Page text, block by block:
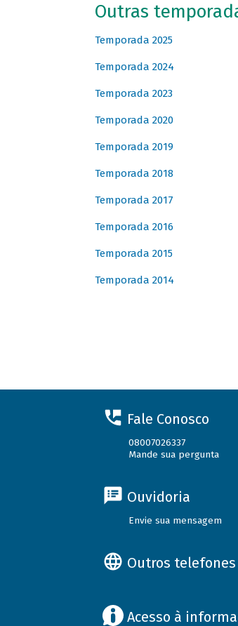
Outras
Temporada 2025
Temporada 2024
Temporada 2023
Temporada 2020
Temporada 2019
Temporada 2018
Temporada 2017
Temporada 2016
Temporada 2015
Temporada 2014
Fale Conosco
08007026337
Mande sua pergunta
Ouvidoria
Envie sua mensagem
Outros
Acesso à